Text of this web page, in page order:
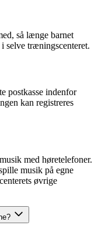
så længe barnet
selve træningscenteret.
postkasse indenfor
kan registreres
med høretelefoner.
musik på egne
øvrige